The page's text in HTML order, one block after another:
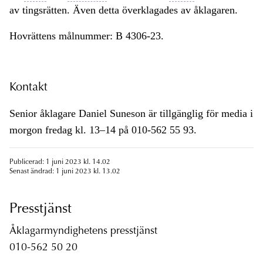
av tingsrätten. Även detta överklagades av åklagaren.
Hovrättens målnummer: B 4306-23.
Kontakt
Senior åklagare Daniel Suneson är tillgänglig för media i
morgon fredag kl. 13–14 på 010-562 55 93.
Publicerad: 1 juni 2023 kl. 14.02
Senast ändrad: 1 juni 2023 kl. 13.02
Presstjänst
Åklagarmyndighetens presstjänst
010-562 50 20